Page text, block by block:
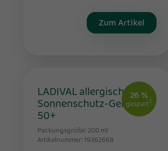
Zum Artikel
26 %
gespart2
LADIVAL allergische Haut
Sonnenschutz-Gel LSF
50+
Packungsgröße: 200 ml
Artikelnummer: 19362668